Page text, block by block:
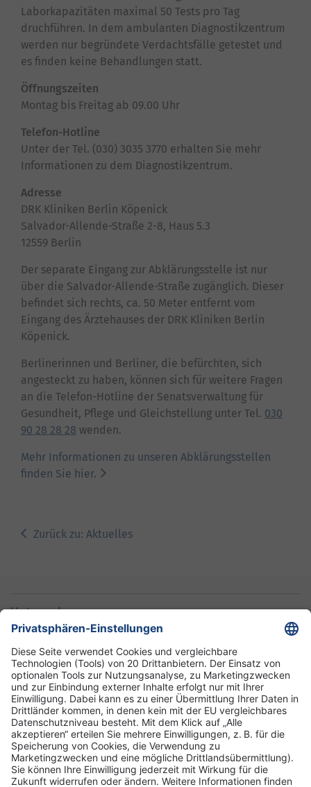
Laborkapazitäten maximal 50 Tests pro Tag
druchführen. In dem ambulanten Diagnostikzentrum
werden nur begründete Verdachtsfälle getestet und
es finden keine Behandlungen statt.
Öffnungszeiten
Montag bis Freitag ab 09.00 Uhr
Telefon-Hotline
Unter der Tel. (030) 3035 3770 erhalten Sie mehr
Informationen zu dem Diagnostikzentrum.
Adresse
DRK Kliniken Berlin Köpenick
Salvador-Allende-Straße 2-8, Haus 5.3
12559 Berlin
Der separate Eingang zur Abklärungsstelle ist nur
über die Salvador-Allende-Straße zugänglich. Dieser
befindet sich rechts, ca. 50 Meter entfernt vom
Eingang des Ärztehauses der DRK Kliniken Berlin
Köpenick.
Berlinerinnen und Berliner, die befürchten, sich
angesteckt zu haben, können sich für weitere Fragen
an die Telefon-Hotline der Senatsverwaltung für
Gesundheit, Pflege und Gleichstellung unter Tel. 030
90 28 28 28 wenden.
Mehr Informationen zu unseren Abklärungsstellen
finden Sie hier.
Zurück zu: Aktuelles
Unternehmen
Informationen
Standorte
DRK-Schwesternschaft Berlin
Impressum